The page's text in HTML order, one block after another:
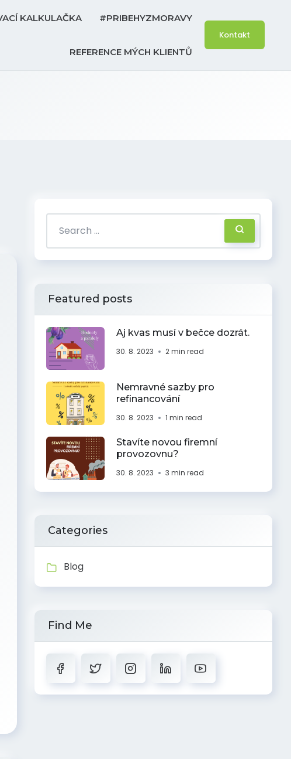
KALKULAČKA #PRIBEHYZMORAVY
REFERENCE MÝCH KLIENTŮ
Kontakt
Featured posts
Aj kvas musí v bečce dozrát.
30. 8. 2023 2 min read
Nemravné sazby pro
refinancování
30. 8. 2023 1 min read
Stavíte novou firemní
provozovnu?
30. 8. 2023 3 min read
Categories
Blog
Find Me